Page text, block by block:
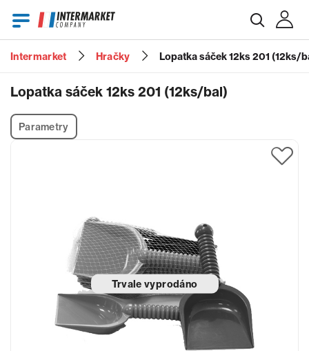
Heslo
Intermarket Hračky Lopatka sáček 12ks 201 (12ks/
Lopatka sáček 12ks 201 (12ks/bal)
Parametry
Trvale vyprodáno